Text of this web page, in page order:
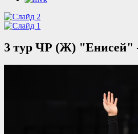
3 тур ЧР (Ж) "Енисей"